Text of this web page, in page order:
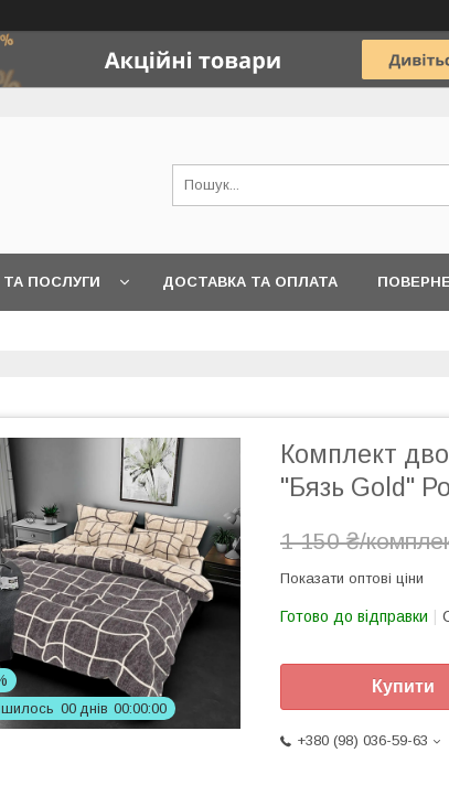
ПОСЛУГИ ДОСТАВКА ТА ОПЛАТА
00 днів 00 00 00
Комплект
"Бязь Gold"
1 150 ₴/
Показати оптові ціни
Готово до відправки
Купити
+380 (98) 036-59-63